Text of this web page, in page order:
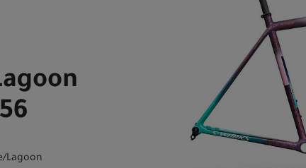
Lagoon